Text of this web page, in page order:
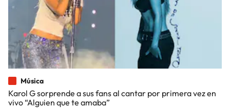
Música
Karol G sorprende a sus fans al cantar por primera vez en
vivo “Alguien que te amaba”